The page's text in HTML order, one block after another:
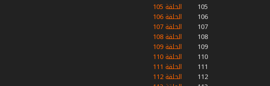
105
الحلقة 105
106
الحلقة 106
107
الحلقة 107
108
الحلقة 108
109
الحلقة 109
110
الحلقة 110
111
الحلقة 111
112
الحلقة 112